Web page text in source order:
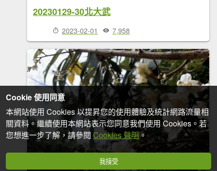
20230129-30北大武
2023-02-01 7,958
Cookie 使用同意
本網站使用 Cookies 以提昇您的使用體驗及統計網路流量相
關資料。繼續使用本網站表示您同意我們使用 Cookies。若
您想進一步了解，請參閱 Cookies 聲明。
我接受